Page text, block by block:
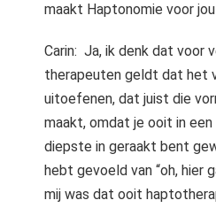
maakt Haptonomie voor
Carin: Ja, ik denk dat voor
therapeuten geldt dat het
uitoefenen, dat juist die
maakt, omdat je ooit in
diepste in geraakt bent
hebt gevoeld van “oh, hier
mij was dat ooit
Hierdoor
van